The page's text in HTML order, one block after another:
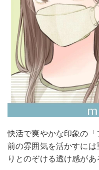
快活で爽やかな印象の
前の雰囲気を活かすに
りとのぞける透け感があ